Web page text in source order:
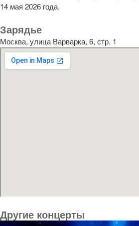
14 мая 2026 года.
Зарядье
Москва, улица Варварка, 6, стр. 1
Другие концерты